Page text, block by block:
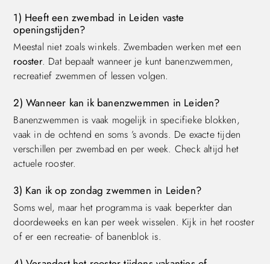
1) Heeft een zwembad in Leiden vaste
openingstijden?
Meestal niet zoals winkels. Zwembaden werken met een
rooster. Dat bepaalt wanneer je kunt banenzwemmen,
recreatief zwemmen of lessen volgen.
2) Wanneer kan ik banenzwemmen in Leiden?
Banenzwemmen is vaak mogelijk in specifieke blokken,
vaak in de ochtend en soms ’s avonds. De exacte tijden
verschillen per zwembad en per week. Check altijd het
actuele rooster.
3) Kan ik op zondag zwemmen in Leiden?
Soms wel, maar het programma is vaak beperkter dan
doordeweeks en kan per week wisselen. Kijk in het rooster
of er een recreatie- of banenblok is.